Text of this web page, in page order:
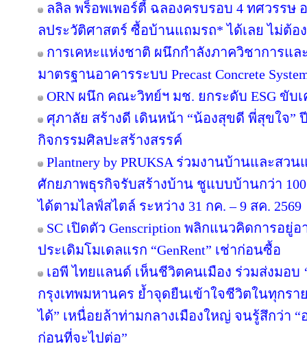
ลลิล พร็อพเพอร์ตี้ ฉลองครบรอบ 4 ทศวรรษ
ลประวัติศาสตร์ ซื้อบ้านแถมรถ* ได้เลย ไม่ต้อ
การเคหะแห่งชาติ ผนึกกำลังภาควิชาการแ
มาตรฐานอาคารระบบ Precast Concrete
ORN ผนึก คณะวิทย์ฯ มช. ยกระดับ ESG ขับ
ศุภาลัย สร้างดี เดินหน้า “น้องสุขดี พี่สุขใจ”
กิจกรรมศิลปะสร้างสรรค์
Plantnery by PRUKSA ร่วมงานบ้านและสวน
ศักยภาพธุรกิจรับสร้างบ้าน ชูแบบบ้านกว่า
ได้ตามไลฟ์สไตล์ ระหว่าง 31 กค. – 9 สค. 2569
SC เปิดตัว Genscription พลิกแนวคิดการอ
ประเดิมโมเดลแรก “GenRent” เช่าก่อนซื้อ
เอพี ไทยแลนด์ เห็นชีวิตคนเมือง ร่วมส่งมอบ
กรุงเทพมหานคร ย้ำจุดยืนเข้าใจชีวิตในทุกรา
ได้” เหนื่อยล้าท่ามกลางเมืองใหญ่ จนรู้สึกว่า
ก่อนที่จะไปต่อ”